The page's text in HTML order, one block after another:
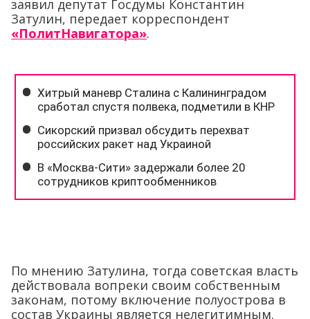
заявил депутат Госдумы Константин
Затулин, передает корреспондент
«ПолитНавигатора».
По мнению Затулина, тогда советская власть
действовала вопреки своим собственным
законам, потому включение полуострова в
состав Украины является нелегитимным.